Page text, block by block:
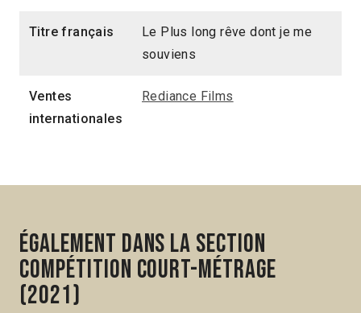
Titre français
Le Plus long rêve dont je me
souviens
Ventes
internationales
Rediance Films
Également dans la section
Compétition Court-métrage
(2021)